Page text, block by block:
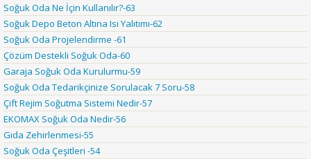
Soğuk Oda Ne İçin Kullanılır?-63
Soğuk Depo Beton Altına Isı Yalıtımı-62
Soğuk Oda Projelendirme -61
Çözüm Destekli Soğuk Oda-60
Garaja Soğuk Oda Kurulurmu-59
Soğuk Oda Tedarikçinize Sorulacak 7 Soru-58
Çift Rejim Soğutma Sistemi Nedir-57
EKOMAX Soğuk Oda Nedir-56
Gıda Zehirlenmesi-55
Soğuk Oda Çeşitleri -54